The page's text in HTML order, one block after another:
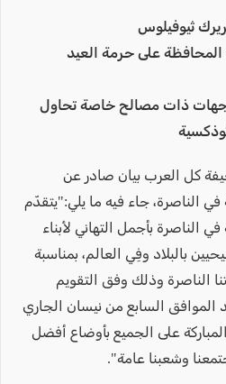
ثيوفيلوس
على حرمة العيد
ذات مصالح خاصة تحاول
كل العرب بيان صادر عن
الناصرة، جاء فيه ما يلي:"يتقدّم
الناصرة بأجمل التهاني لأبناء
بالبلاد وفِي العالم، بمناسبة
الناصرة وذلك وفق التقويم
الموافق السابع من نيسان الجاري
على الجميع بأوضاع أفضل
وشعبنا عامة".